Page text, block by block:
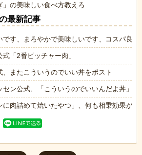
」の美味しい食べ方教えろ
最新記事
です、まろやかで美味しいです、コスパ良
式「2番ピッチャー肉」
、またこういうのでいい丼をポスト
セン公式、「こういうのでいいんだよ丼」
に肉詰めて焼いたやつ」、何も相乗効果が無